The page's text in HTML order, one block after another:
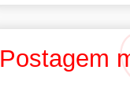
Postagem